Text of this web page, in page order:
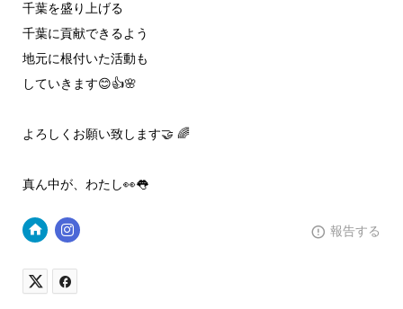
千葉を盛り上げる
千葉に貢献できるよう
地元に根付いた活動も
していきます😊👍🌸
よろしくお願い致します🤝 🌈
真ん中が、わたし👀👅
報告する